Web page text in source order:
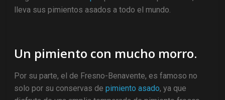
lleva sus pimientos asados a todo el mundo.
Un pimiento con mucho morro.
Por su parte, el de Fresno-Benavente, es famoso no
solo por su conservas depimiento asado, ya que